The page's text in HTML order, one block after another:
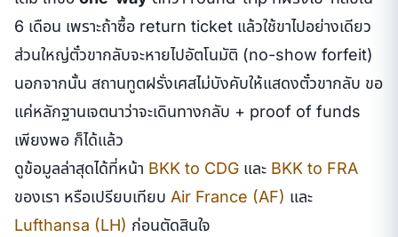
6 เดือน เพราะถ้าซื้อ return ticket แล้วใช้ขาไปอย่างเดียว
ส่วนใหญ่ตั๋วขากลับจะหายไปอัตโนมัติ (no-show forfeit)
นอกจากนั้น สถานทูตฝรั่งเศสไม่บังคับให้แสดงตั๋วขากลับ ขอ
แค่หลักฐานเจตนาว่าจะเดินทางกลับ + proof of funds
เพียงพอ ก็ได้แล้ว
ดูข้อมูลล่าสุดได้ที่หน้า BKK to CDG และ BKK to FRA
ของเรา หรือเปรียบเทียบ Air France (AF) และ
Lufthansa (LH) ก่อนตัดสินใจ